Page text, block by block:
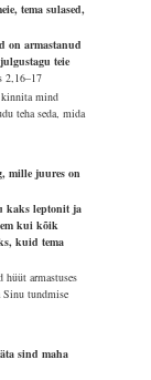
tema sulased,
on armastanud
teie
2,16–17
kinnita mind
teha seda, mida
mille juures on
kaks leptonit ja
kui kõik
kuid tema
hüüt armastuses
Sinu tundmise
sind maha